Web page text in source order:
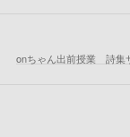
onちゃん出前授業 詩集